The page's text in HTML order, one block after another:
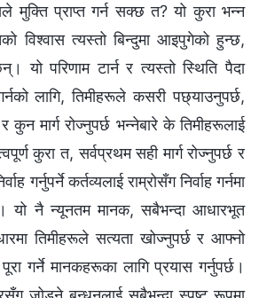
प्राप्त गर्न सक्छ त? यो कुरा भन्‍न
विश्‍वास त्यस्तो बिन्दुमा आइपुगेको हुन्छ,
यो परिणाम टार्न र त्यस्तो स्थिति पैदा
लागि, तिमीहरूले कसरी पछ्याउनुपर्छ,
कुन मार्ग रोज्नुपर्छ भन्‍नेबारे के तिमीहरूलाई
कुरा त, सर्वप्रथम सही मार्ग रोज्नुपर्छ र
गर्नुपर्ने कर्तव्यलाई राम्रोसँग निर्वाह गर्नमा
यो नै न्यूनतम मानक, सबैभन्दा आधारभूत
तिमीहरूले सत्यता खोज्नुपर्छ र आफ्नो
पूरा गर्ने मानकहरूका लागि प्रयास गर्नुपर्छ।